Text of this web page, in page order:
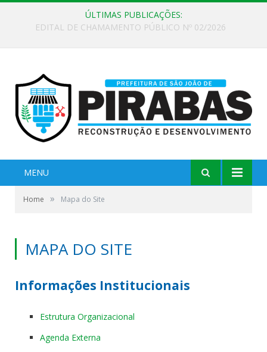
ÚLTIMAS PUBLICAÇÕES:
EDITAL DE CHAMAMENTO PÚBLICO Nº 02/2026
MENU
Home » Mapa do Site
MAPA DO SITE
Informações Institucionais
Estrutura Organizacional
Agenda Externa